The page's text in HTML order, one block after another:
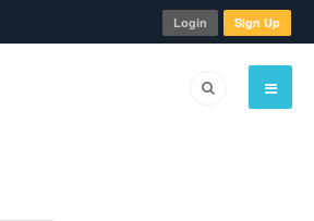
Login Sign Up